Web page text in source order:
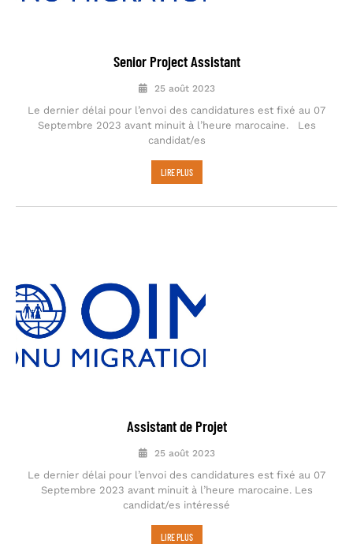
Senior Project Assistant
25 août 2023
Le dernier délai pour l’envoi des candidatures est fixé au 07
Septembre 2023 avant minuit à l’heure marocaine. Les
candidat/es
LIRE PLUS
Assistant de Projet
25 août 2023
Le dernier délai pour l’envoi des candidatures est fixé au 07
Septembre 2023 avant minuit à l’heure marocaine. Les
candidat/es intéressé
LIRE PLUS